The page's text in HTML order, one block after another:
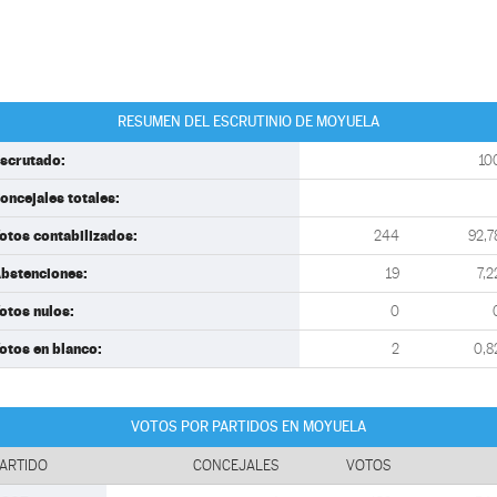
RESUMEN DEL ESCRUTINIO DE MOYUELA
totales:
contabilizados: 244
19
nulos: 0
en blanco: 2
VOTOS POR PARTIDOS EN MOYUELA
CONCEJALES VOTOS